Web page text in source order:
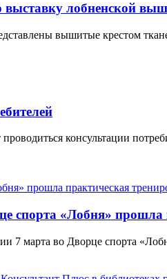
выставку лобненской
вышитые крестом
консультации
спорта «Лобня»
7 марта во Дворце спорта